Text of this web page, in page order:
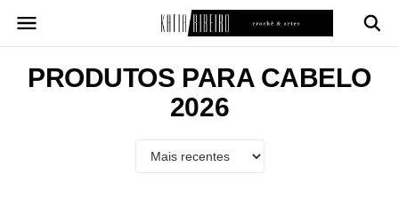
para
conteúdoPRODUTOS PARA CABELO
2026